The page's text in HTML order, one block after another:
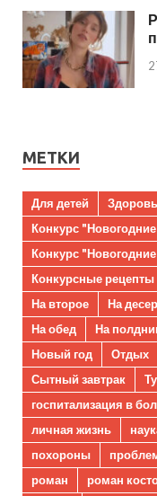
МЕТКИ
Для детей
Конкурс
Конкурс
Конкурсные рецепты
На второе
На
На обед
На
Новый год
Отдых
Сытный завтрак
госпитализация в
личная жизнь
похороны
роман
роман